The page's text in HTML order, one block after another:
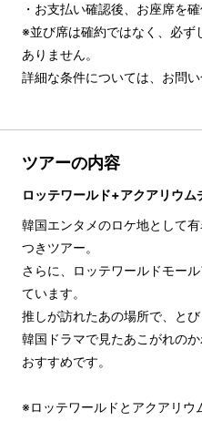
・お支払い確認後、お座席を
※並び席は確約ではなく、必ず
ありません。
詳細な条件については、お問
ツアーの内容
ロッテワールド+アクアリウ
韓国エンタメのロケ地として
つきツアー。
さらに、ロッテワールドモー
ています。
推しが訪れたあの場所で、とび
韓国ドラマで見たあこがれの
おすすめです。
※ロッテワールドとアクアリウ